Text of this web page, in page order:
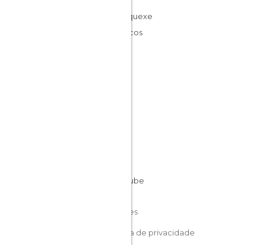
Marraquexe
Marrocos
Cookies
Política de privacidade